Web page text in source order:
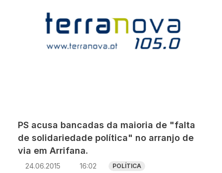
PS acusa bancadas da maioria de "falta
de solidariedade política" no arranjo de
via em Arrifana.
24.06.2015 16:02 POLÍTICA